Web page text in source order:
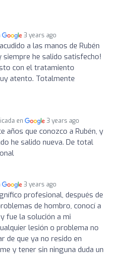
3 years ago
a las manos de Rubén
he salido satisfecho!
con el tratamiento
atento. Totalmente
en 3 years ago
años que conozco a Rubén, y
he salido nueva. De total
3 years ago
profesional, después de
de hombro, conocí a
fue la solución a mi
lesión o problema no
de que ya no resido en
y tener sin ninguna duda un